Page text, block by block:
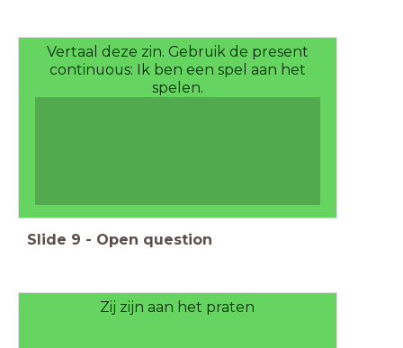
Vertaal deze zin. Gebruik de present
continuous: Ik ben een spel aan het
spelen.
Slide 9 - Open question
Zij zijn aan het praten